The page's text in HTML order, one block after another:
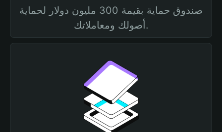
صندوق حماية بقيمة 300 مليون دولار لحماية
أصولك ومعاملاتك.